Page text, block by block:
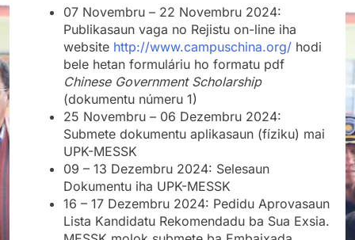
07 Novembru – 22 Novembru 2024:
Publikasaun vaga no Rejistu on-line iha
website http://www.campuschina.org/ hodi
bele hetan formuláriu ho formatu pdf
Chinese Government Scholarship
(dokumentu númeru 1)
25 Novembru – 06 Dezembru 2024:
Submete dokumentu aplikasaun (fíziku) mai
UPK-MESSK
09 – 13 Dezembru 2024: Selesaun
Dokumentu iha UPK-MESSK
16 – 17 Dezembru 2024: Pedidu Aprovasaun
Lista Kandidatu Rekomendadu ba Sua Exsia.